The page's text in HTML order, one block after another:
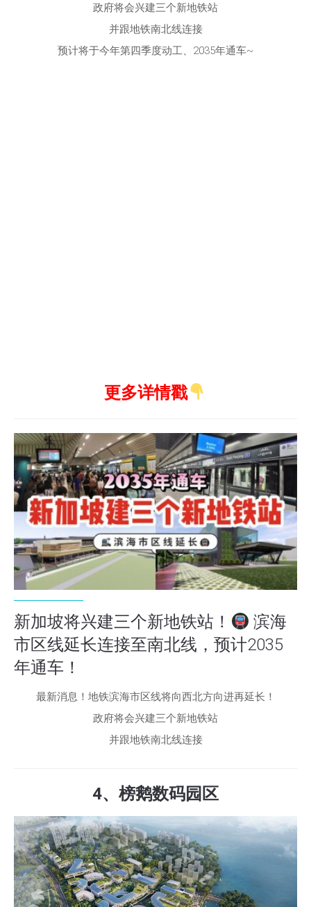
政府将会兴建三个新地铁站
并跟地铁南北线连接
预计将于今年第四季度动工、2035年通车~
更多详情戳
新加坡将兴建三个新地铁站！
滨海
市区线延长连接至南北线，预计2035
年通车！
最新消息！地铁滨海市区线将向西北方向进再延长！
政府将会兴建三个新地铁站
并跟地铁南北线连接
4、榜鹅数码园区